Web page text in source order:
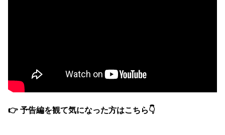
👉 予告編を観て気になった方はこちら👇